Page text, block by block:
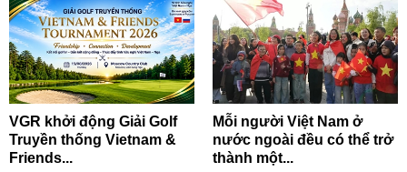
VGR khởi động Giải Golf
Truyền thống Vietnam &
Friends...
Mỗi người Việt Nam ở
nước ngoài đều có thể trở
thành một...